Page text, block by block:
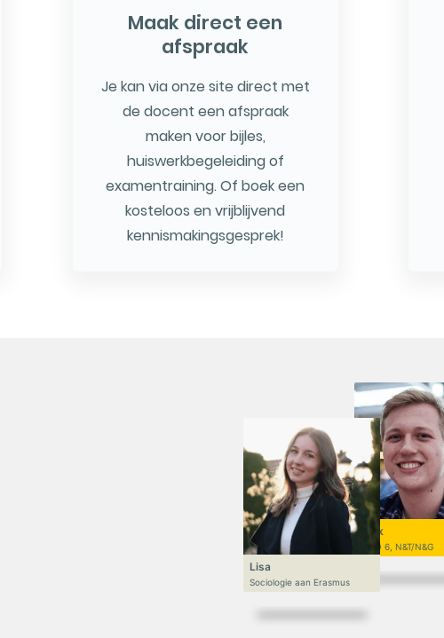
Maak direct een
afspraak
Je kan via onze site direct met
de docent een afspraak
maken voor bijles,
huiswerkbegeleiding of
examentraining. Of boek een
kosteloos en vrijblijvend
kennismakingsgesprek!
Niek
VWO 6, N&T/N&G
Lisa
Sociologie aan Erasmus